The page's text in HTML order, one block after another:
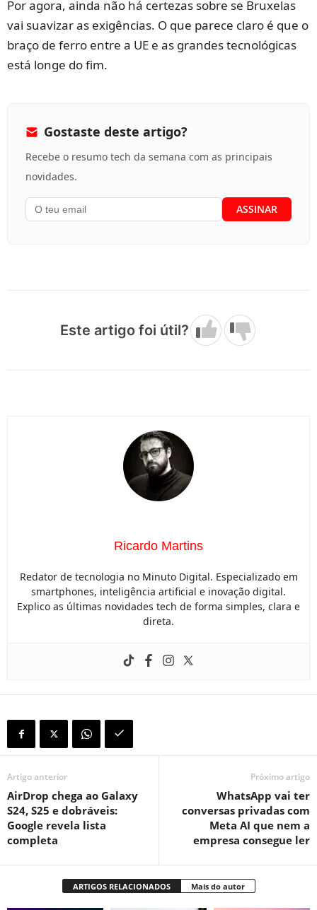
Por agora, ainda não há certezas sobre se Bruxelas
vai suavizar as exigências. O que parece claro é que o
braço de ferro entre a UE e as grandes tecnológicas
está longe do fim.
Gostaste deste artigo?
Recebe o resumo tech da semana com as principais
novidades.
Este artigo foi útil?
Ricardo Martins
Redator de tecnologia no Minuto Digital. Especializado em
smartphones, inteligência artificial e inovação digital.
Explico as últimas novidades tech de forma simples, clara e
direta.
Artigo anterior
AirDrop chega ao Galaxy
S24, S25 e dobráveis:
Google revela lista
completa
Próximo artigo
WhatsApp vai ter
conversas privadas com
Meta AI que nem a
empresa consegue ler
ARTIGOS RELACIONADOS Mais do autor